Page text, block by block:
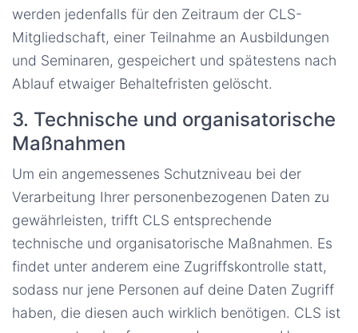
werden jedenfalls für den Zeitraum der CLS-
Mitgliedschaft, einer Teilnahme an Ausbildungen
und Seminaren, gespeichert und spätestens nach
Ablauf etwaiger Behaltefristen gelöscht.
3. Technische und organisatorische
Maßnahmen
Um ein angemessenes Schutzniveau bei der
Verarbeitung Ihrer personenbezogenen Daten zu
gewährleisten, trifft CLS entsprechende
technische und organisatorische Maßnahmen. Es
findet unter anderem eine Zugriffskontrolle statt,
sodass nur jene Personen auf deine Daten Zugriff
haben, die diesen auch wirklich benötigen. CLS ist